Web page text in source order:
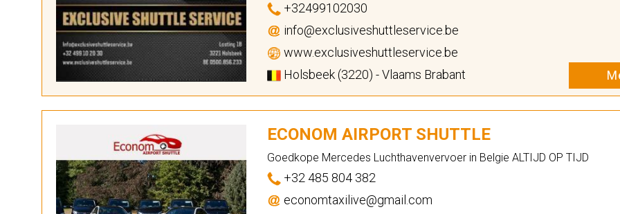
+32499102030
info@exclusiveshuttleservice.be
www.exclusiveshuttleservice.be
Holsbeek (3220) - Vlaams Brabant
ECONOM AIRPORT SHUTTLE
Goedkope Mercedes Luchthavenvervoer in Belgie ALTIJD OP TIJD
+32 485 804 382
economtaxilive@gmail.com